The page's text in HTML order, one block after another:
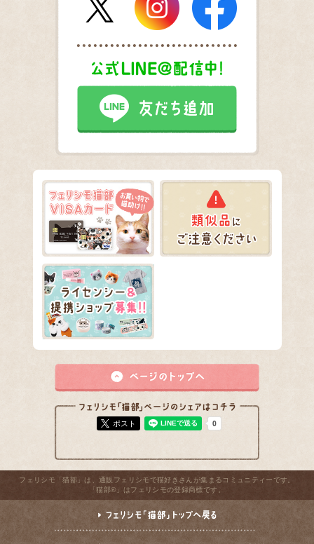
ポスト
フェリシモ「猫部」は、通販フェリシモで猫好きさんが集まるコミュニティーです。
「猫部®」はフェリシモの登録商標です。